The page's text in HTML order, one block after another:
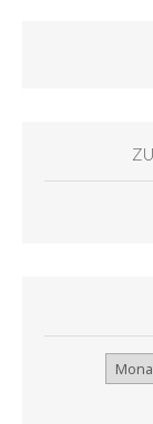
Archiv